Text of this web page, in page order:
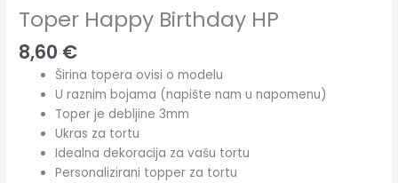
Toper Happy Birthday HP
8,60 €
Širina topera ovisi o modelu
U raznim bojama (napište nam u napomenu)
Toper je debljine 3mm
Ukras za tortu
Idealna dekoracija za vašu tortu
Personalizirani topper za tortu